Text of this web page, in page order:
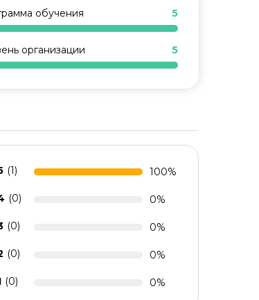
обучения 5
организации 5
(1) 100%
(0) 0%
(0) 0%
(0) 0%
(0) 0%